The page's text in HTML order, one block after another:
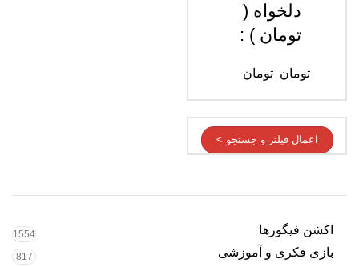
دلخواه (
تومان ) :
تومان تومان
اعمال فیلتر و جستجو >
اکشن فیگورها 1554
بازی فکری و آموزشی 817